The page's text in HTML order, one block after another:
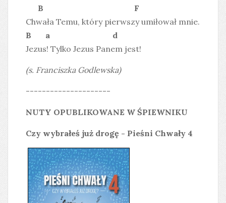
B F
Chwała Temu, który pierwszy umiłował mnie.
B a d
Jezus! Tylko Jezus Panem jest!
(s. Franciszka Godlewska)
---------------------
NUTY OPUBLIKOWANE W ŚPIEWNIKU
Czy wybrałeś już drogę - Pieśni Chwały 4